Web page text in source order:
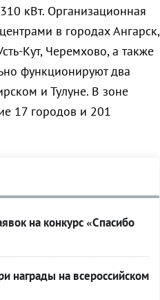
кВт. Организационная
в городах Ангарск,
Кут, Черемхово, а также
функционируют два
и Тулуне. В зоне
17 городов и 201
на конкурс «Спасибо
награды на всероссийском